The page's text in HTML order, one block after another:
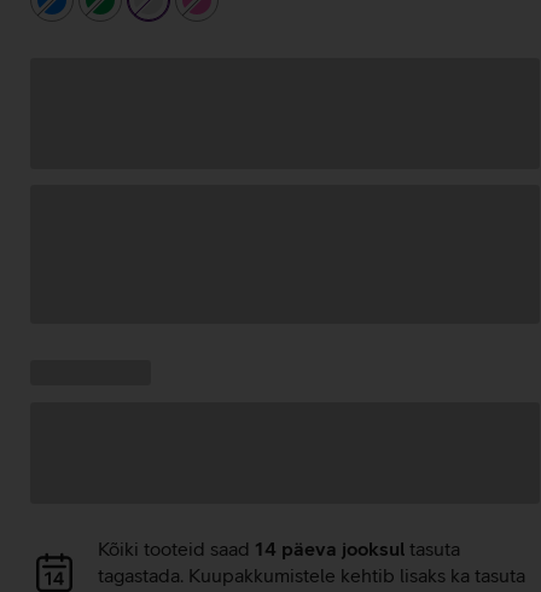
Andmete
laadimine
Kõiki tooteid saad 14 päeva jooksul tasuta
tagastada. Kuupakkumistele kehtib lisaks ka tasuta